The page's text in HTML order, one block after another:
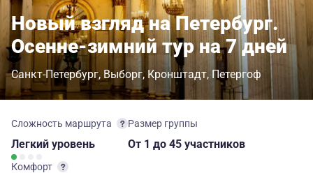
Новый взгляд на Петербург.
Осенне-зимний тур на 7 дней
Санкт-Петербург Выборг Кронштадт Петергоф
Сложность маршрута
Легкий уровень
Комфорт
Размер группы
От 1 до 45 участников